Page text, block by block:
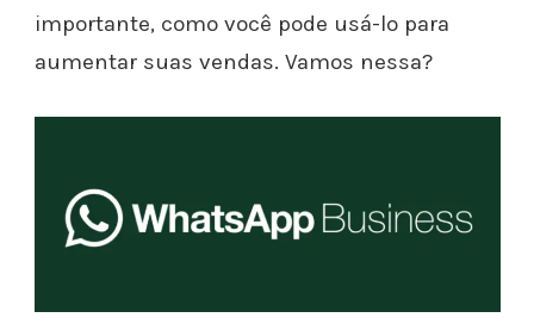
importante, como você pode usá-lo para
aumentar suas vendas. Vamos nessa?